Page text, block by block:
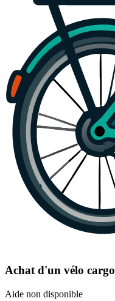
Achat d'un vélo cargo
Aide non disponible